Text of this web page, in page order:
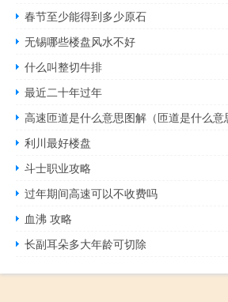
春节至少能得到多少原石
无锡哪些楼盘风水不好
什么叫整切牛排
最近二十年过年
高速匝道是什么意思图解（匝道是什么意
利川最好楼盘
斗士职业攻略
过年期间高速可以不收费吗
血沸 攻略
长副耳朵多大年龄可切除